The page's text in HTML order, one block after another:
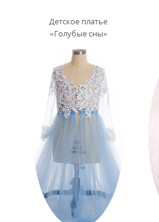
Детское платье
«Голубые сны»